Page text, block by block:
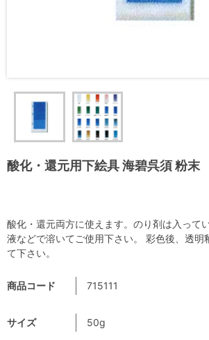
酸化・還元用下絵具 海碧呉須 粉末
商品コード 715111
サイズ 50g
酸化・還元両方に使えます。のり剤は入って
液などで溶いてご使用下さい。 彩色後、透明
て下さい。